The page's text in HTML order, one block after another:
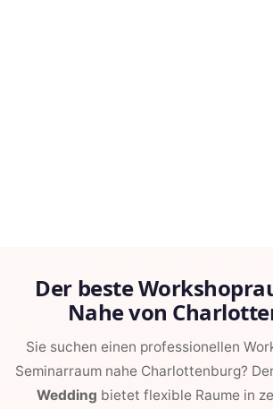
Der beste
Nahe von
Sie suchen einen professionellen
Seminarraum nahe Charlottenburg?
Wedding bietet flexible Raume in